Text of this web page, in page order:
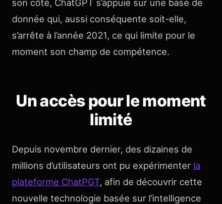
son côté, ChatGPT s’appuie sur une base de
donnée qui, aussi conséquente soit-elle,
s’arrête à l’année 2021, ce qui limite pour le
moment son champ de compétence.
Un accès pour le moment
limité
Depuis novembre dernier, des dizaines de
millions d’utilisateurs ont pu expérimenter la
plateforme ChatPGT, afin de découvrir cette
nouvelle technologie basée sur l’intelligence